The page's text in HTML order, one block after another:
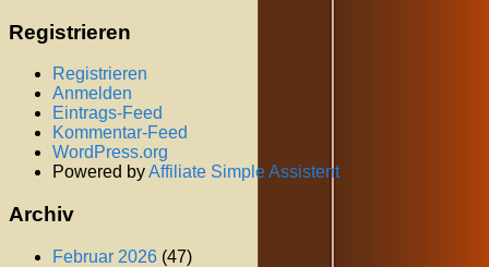
Registrieren
Registrieren
Anmelden
Eintrags-Feed
Kommentar-Feed
WordPress.org
Powered byAffiliate Simple Assistent
Archiv
Februar 2026 (47)